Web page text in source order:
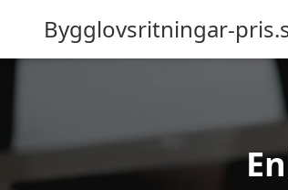
Bygglovsritningar-